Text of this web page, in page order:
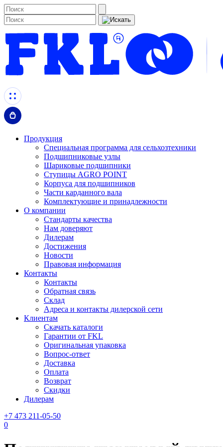
Продукция
Специальная программа для сельхозтехники
Подшипниковые узлы
Шариковые подшипники
Ступицы AGRO POINT
Корпуса для подшипников
Части карданного вала
Комплектующие и принадлежности
О компании
Стандарты качества
Нам доверяют
Дилерам
Достижения
Новости
Правовая информация
Контакты
Контакты
Обратная связь
Склад
Адреса и контакты дилерской сети
Клиентам
Скачать каталоги
Гарантии от FKL
Оригинальная упаковка
Вопрос-ответ
Доставка
Оплата
Возврат
Скидки
Дилерам
+7 473 211-05-50
0